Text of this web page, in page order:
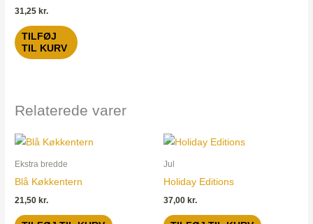
31,25 kr.
TILFØJ
TIL KURV
Relaterede varer
Ekstra bredde
Blå Køkkentern
21,50 kr.
Jul
Holiday Editions
37,00 kr.